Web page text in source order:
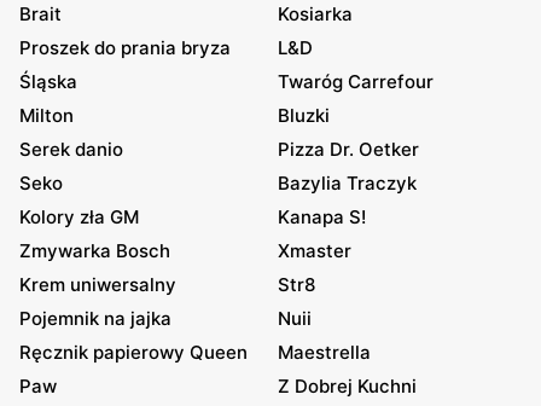
Brait
Kosiarka
Proszek do prania bryza
L&D
Śląska
Twaróg Carrefour
Milton
Bluzki
Serek danio
Pizza Dr. Oetker
Seko
Bazylia Traczyk
Kolory zła GM
Kanapa S!
Zmywarka Bosch
Xmaster
Krem uniwersalny
Str8
Pojemnik na jajka
Nuii
Ręcznik papierowy Queen
Maestrella
Paw
Z Dobrej Kuchni